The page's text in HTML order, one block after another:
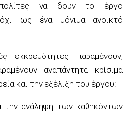
να δουν το έργο
ως ένα μόνιμα ανοικτό
εκκρεμότητες παραμένουν,
αναπάντητα κρίσιμα
και την εξέλιξη του έργου:
την ανάληψη των καθηκόντων